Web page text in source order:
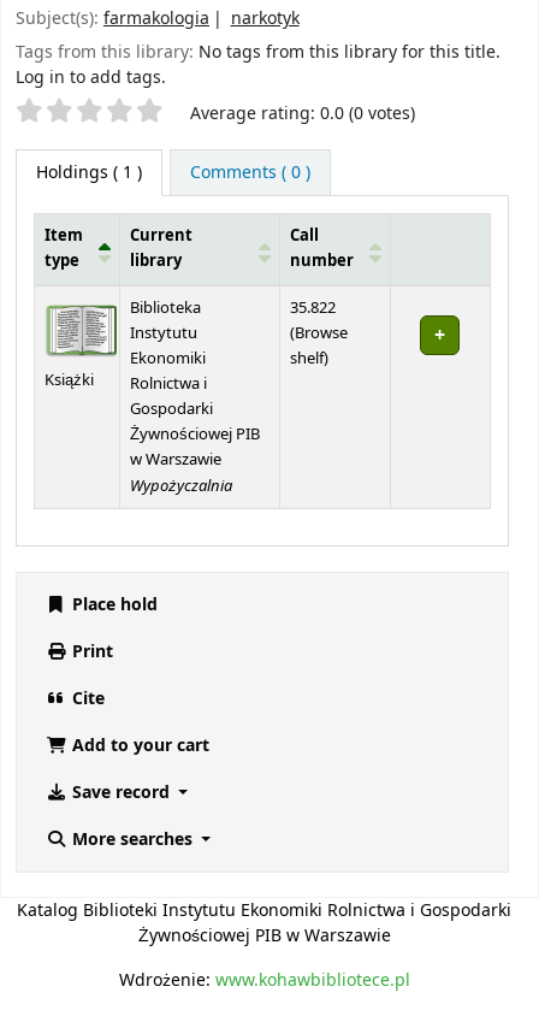
Subject(s): farmakologia
narkotyk
Tags from this library: No tags from this library for this title.
Log in to add tags.
Star ratings Average rating: 0.0 (0 votes)
Holdings ( 1 ) Comments ( 0 )
Item
type
Current
library
Call
number
Książki
Biblioteka
Instytutu
Ekonomiki
Rolnictwa i
Gospodarki
Żywnościowej PIB
w Warszawie
Wypożyczalnia
35.822
(Browse
shelf(Opens below)
)
Place hold
Print
Cite
Add to your cart
Save record
More searches
Katalog Biblioteki Instytutu Ekonomiki Rolnictwa i Gospodarki
Żywnościowej PIB w Warszawie
Wdrożenie: www.kohawbibliotece.pl